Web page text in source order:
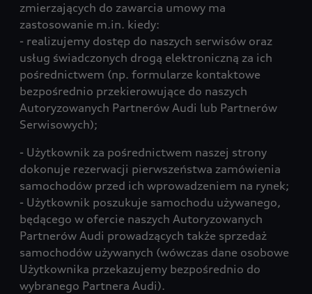
zmierzających do zawarcia umowy ma
zastosowanie m.in. kiedy:
- realizujemy dostęp do naszych serwisów oraz
usług świadczonych drogą elektroniczną za ich
pośrednictwem (np. formularze kontaktowe
bezpośrednio przekierowujące do naszych
Autoryzowanych Partnerów Audi lub Partnerów
Serwisowych);
- Użytkownik za pośrednictwem naszej strony
dokonuje rezerwacji pierwszeństwa zamówienia
samochodów przed ich wprowadzeniem na rynek;
- Użytkownik poszukuje samochodu używanego,
będącego w ofercie naszych Autoryzowanych
Partnerów Audi prowadzących także sprzedaż
samochodów używanych (wówczas dane osobowe
Użytkownika przekazujemy bezpośrednio do
wybranego Partnera Audi).